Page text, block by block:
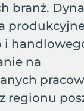
branż.
i
na
regionu